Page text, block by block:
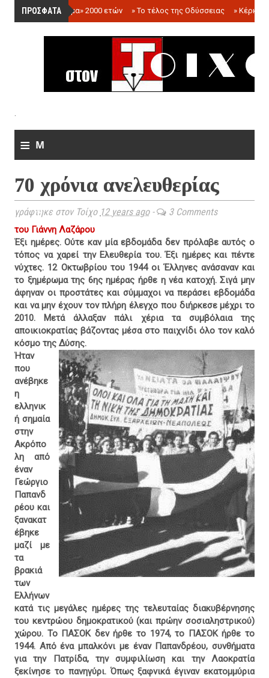
ΠΡΟΣΦΑΤΑ
»«Ολόγραμμα» 2000 ετών »Το τέλος της Οδύσσειας »
.
≡ M
n
u
70 χρόνια ανελευθερίας
γράφτηκε στον Τοίχο 12 years ago- 3 Comments
του Γιάννη Λαζάρου
Έξι ημέρες. Ούτε καν μία εβδομάδα δεν πρόλαβε αυτός ο
τόπος να χαρεί την Ελευθερία του. Έξι ημέρες και πέντε
νύχτες. 12 Οκτωβρίου του 1944 οι Έλληνες ανάσαναν και
το ξημέρωμα της 6ης ημέρας ήρθε η νέα κατοχή. Σιγά μην
άφηναν οι προστάτες και σύμμαχοι να περάσει εβδομάδα
και να μην έχουν τον πλήρη έλεγχο που διήρκεσε μέχρι το
2010. Μετά άλλαξαν πάλι χέρια τα συμβόλαια της
αποικιοκρατίας βάζοντας μέσα στο παιχνίδι όλο τον καλό
κόσμο της Δύσης.
Ήταν
που
ανέβηκε
η
ελληνικ
ή σημαία
στην
Ακρόπο
λη από
έναν
Γεώργιο
Παπανδ
ρέου και
ξανακατ
έβηκε
μαζί με
τα
βρακιά
των
Ελλήνων
κατά τις μεγάλες ημέρες της τελευταίας διακυβέρνησης
του κεντρώου δημοκρατικού (και πρώην σοσιαληστρικού)
χώρου. Το ΠΑΣΟΚ δεν ήρθε το 1974, το ΠΑΣΟΚ ήρθε το
1944. Από ένα μπαλκόνι με έναν Παπανδρέου, συνθήματα
για την Πατρίδα, την συμφιλίωση και την Λαοκρατία
ξεκίνησε το πανηγύρι. Όπως ξαφνικά έγιναν εκατομμύρια